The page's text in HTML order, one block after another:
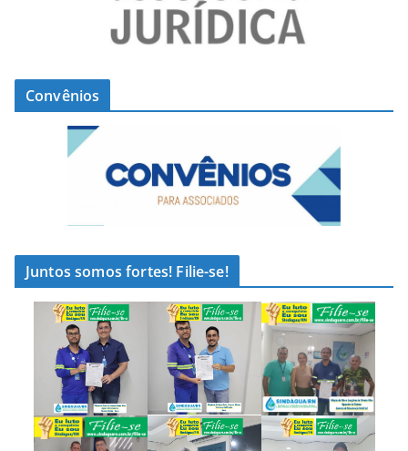
Convênios
Juntos somos fortes! Filie-se!